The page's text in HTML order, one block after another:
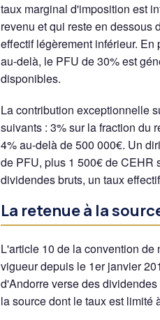
taux marginal d'imposition est
revenu et qui reste en dessous
effectif légèrement inférieur.
au-delà, le PFU de 30% est
disponibles.
La contribution exceptionnelle
suivants : 3% sur la fraction du
4% au-delà de 500 000€. Un
de PFU, plus 1 500€ de CEHR
dividendes bruts, un taux
La retenue à la
L'article 10 de la convention
vigueur depuis le 1er janvier
d'Andorre verse des
la source dont le taux est limité